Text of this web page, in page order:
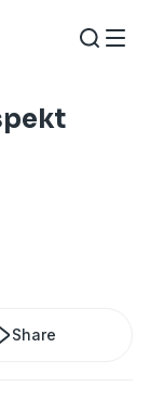
Share